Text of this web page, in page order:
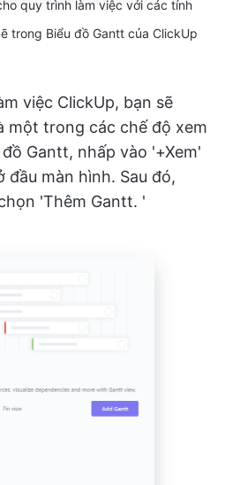
quy trình làm việc với các tính
trong Biểu đồ Gantt của ClickUp
việc ClickUp, bạn sẽ
một trong các chế độ xem
Gantt, nhấp vào '+Xem'
màn hình. Sau đó,
'Thêm Gantt. '